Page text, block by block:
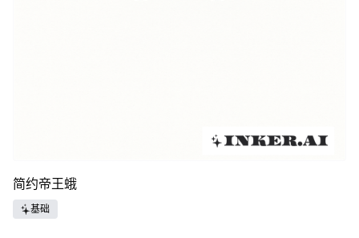
简约帝王蛾
基础